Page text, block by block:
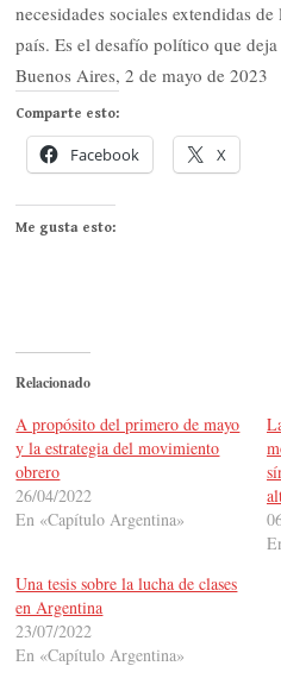
necesidades sociales extendidas
país. Es el desafío político que
Buenos Aires, 2 de mayo de 2023
Comparte esto:
Facebook X
Me gusta esto:
Relacionado
A propósito del primero de mayo
y la estrategia del movimiento
obrero
26/04/2022
En «Capítulo Argentina»
Una tesis sobre la lucha de clases
en Argentina
23/07/2022
En «Capítulo Argentina»